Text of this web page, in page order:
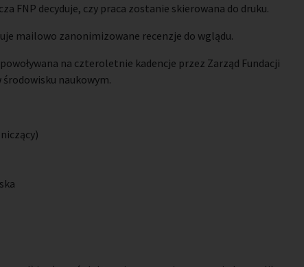
FNP decyduje, czy praca zostanie skierowana do druku.
mailowo zanonimizowane recenzje do wglądu.
na czteroletnie kadencje przez Zarząd Fundacji
naukowym.